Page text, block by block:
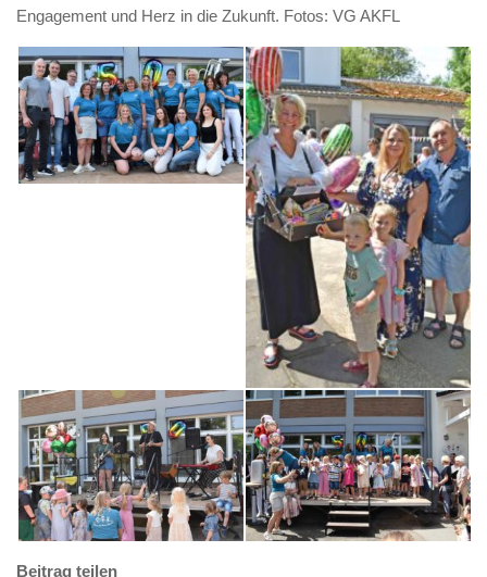
Engagement und Herz in die Zukunft. Fotos: VG AKFL
Beitrag teilen